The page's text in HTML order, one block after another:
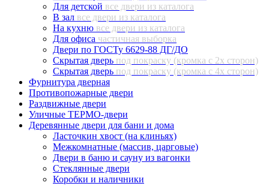
Для детской все двери из каталога
В зал все двери из каталога
На кухню все двери из каталога
Для офиса частичная выборка
Двери по ГОСТу 6629-88 ДГ/ДО
Скрытая дверь под покраску (кромка с 2х сторон)
Скрытая дверь под покраску (кромка с 4х сторон)
Фурнитура дверная
Противопожарные двери
Раздвижные двери
Уличные ТЕРМО-двери
Деревянные двери для бани и дома
Ласточкин хвост (на клиньях)
Межкомнатные (массив, царговые)
Двери в баню и сауну из вагонки
Стеклянные двери
Коробки и наличники